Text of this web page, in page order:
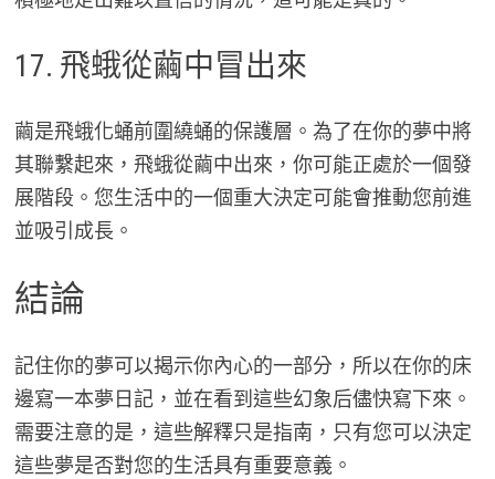
17. 飛蛾從繭中冒出來
繭是飛蛾化蛹前圍繞蛹的保護層。為了在你的夢中將
其聯繫起來，飛蛾從繭中出來，你可能正處於一個發
展階段。您生活中的一個重大決定可能會推動您前進
並吸引成長。
結論
記住你的夢可以揭示你內心的一部分，所以在你的床
邊寫一本夢日記，並在看到這些幻象后儘快寫下來。
需要注意的是，這些解釋只是指南，只有您可以決定
這些夢是否對您的生活具有重要意義。